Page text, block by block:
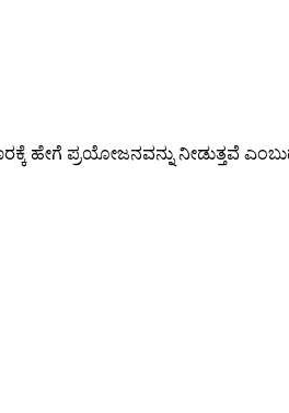
ಹೇಗೆ ಪ್ರಯೋಜನವನ್ನು ನೀಡುತ್ತವೆ